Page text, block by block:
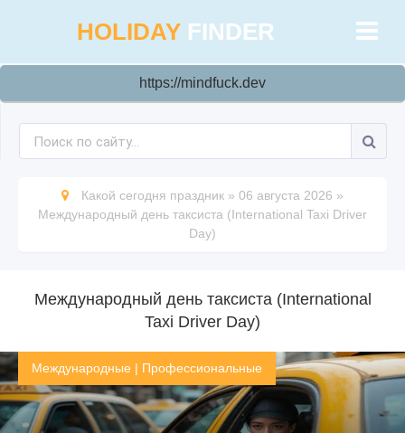
HOLIDAY FINDER
https://mindfuck.dev
Какой сегодня праздник » 06 августа 2026 »
Международный день таксиста (International Taxi Driver
Day)
Международный день таксиста (International
Taxi Driver Day)
Международные | Профессиональные